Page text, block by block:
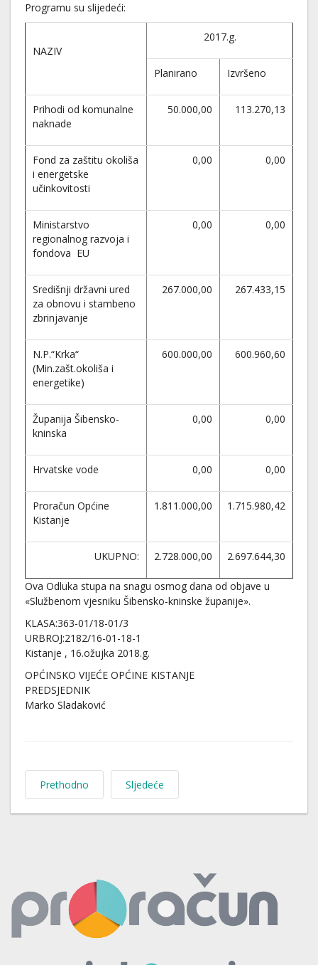
Programu su slijedeći:
NAZIV
2017.g.
Planirano Izvršeno
Prihodi od komunalne
naknade
50.000,00 113.270,13
Fond za zaštitu okoliša
i energetske
učinkovitosti
0,00 0,00
Ministarstvo
regionalnog razvoja i
fondova EU
0,00 0,00
Središnji državni ured
za obnovu i stambeno
zbrinjavanje
267.000,00 267.433,15
N.P.“Krka“
(Min.zašt.okoliša i
energetike)
600.000,00 600.960,60
Županija Šibensko-
kninska
0,00 0,00
Hrvatske vode 0,00 0,00
Proračun Općine
Kistanje
1.811.000,00 1.715.980,42
UKUPNO: 2.728.000,00 2.697.644,30
Ova Odluka stupa na snagu osmog dana od objave u
«Službenom vjesniku Šibensko-kninske županije».
KLASA:363-01/18-01/3
URBROJ:2182/16-01-18-1
Kistanje , 16.ožujka 2018.g.
OPĆINSKO VIJEĆE OPĆINE KISTANJE
PREDSJEDNIK
Marko Sladaković
Prethodno Sljedeće